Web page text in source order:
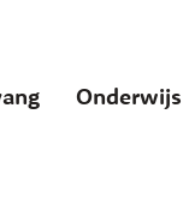
Onderwijs